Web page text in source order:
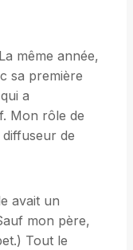
même année,
sa première
a
Mon rôle de
de
avait un
mon père,
Tout le